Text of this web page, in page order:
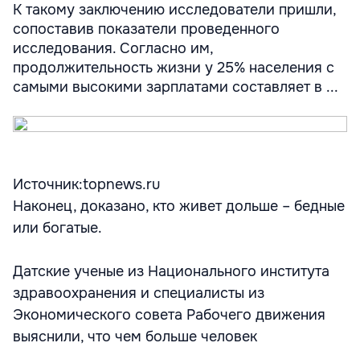
К такому заключению исследователи пришли,
сопоставив показатели проведенного
исследования. Согласно им,
продолжительность жизни у 25% населения с
самыми высокими зарплатами составляет в ...
Источник:topnews.ru
Наконец, доказано, кто живет дольше – бедные
или богатые.
Датские ученые из Национального института
здравоохранения и специалисты из
Экономического совета Рабочего движения
выяснили, что чем больше человек